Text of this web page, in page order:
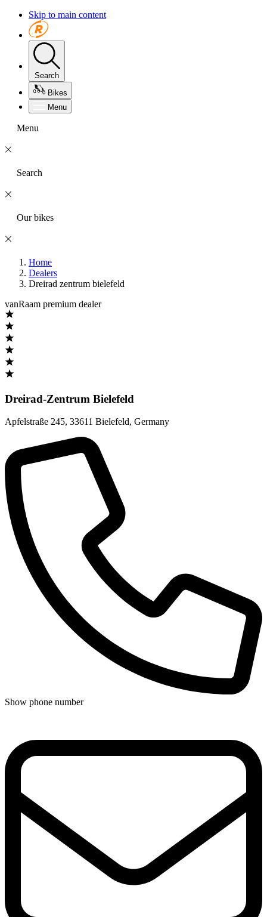
Skip to main content
Search
Bikes
Menu
Menu
Search
Our bikes
Home
Dealers
Dreirad zentrum bielefeld
vanRaam premium dealer
Dreirad-Zentrum Bielefeld
Apfelstraße 245, 33611 Bielefeld, Germany
Show phone number